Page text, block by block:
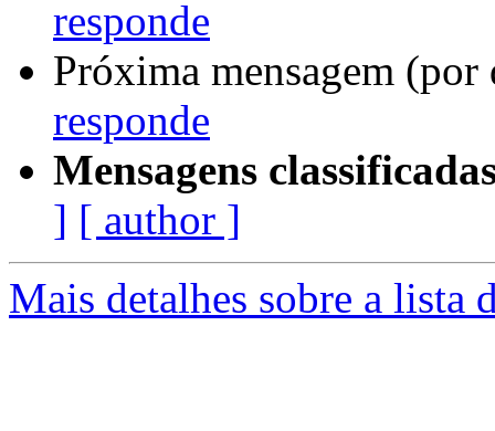
responde
Próxima mensagem
responde
Mensagens
] [ author ]
Mais detalhes sobre a lista